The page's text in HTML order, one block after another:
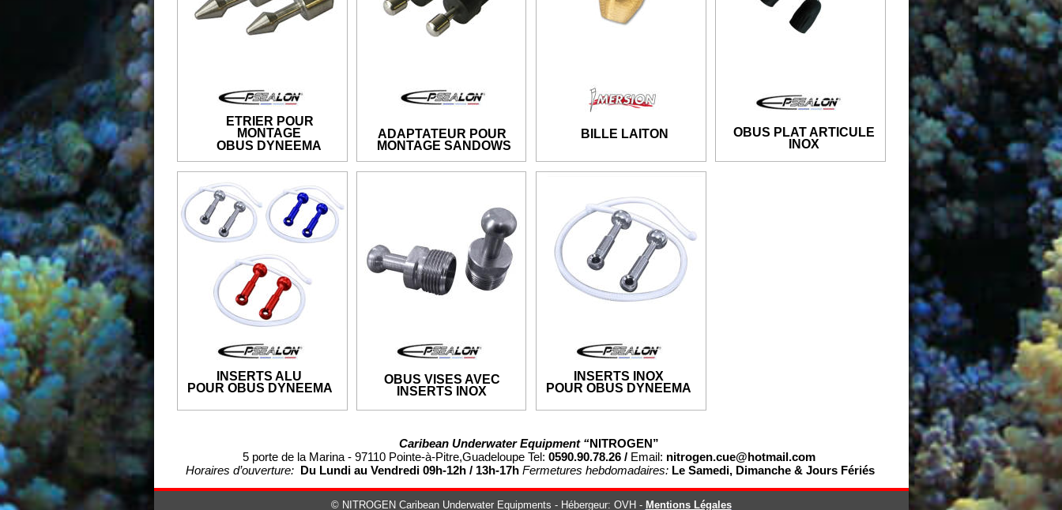
OBUS PLAT ARTICULE
INOX
ADAPTATEUR POUR
MONTAGE SANDOWS
ETRIER POUR
MONTAGE
OBUS DYNEEMA
BILLE LAITON
INSERTS INOX
POUR OBUS DYNEEMA
INSERTS ALU
POUR OBUS DYNEEMA
OBUS VISES AVEC
INSERTS INOX
© NITROGEN Caribean Underwater Equipments - Hébergeur: OVH - Mentions Légales
Caribean Underwater Equipment “NITROGEN”
5 porte de la Marina - 97110 Pointe-à-Pitre,Guadeloupe Tel: 0590.90.78.26 / Email: nitrogen.cue@hotmail.com
Horaires d’ouverture: Du Lundi au Vendredi 09h-12h / 13h-17h Fermetures hebdomadaires: Le Samedi, Dimanche & Jours Fériés